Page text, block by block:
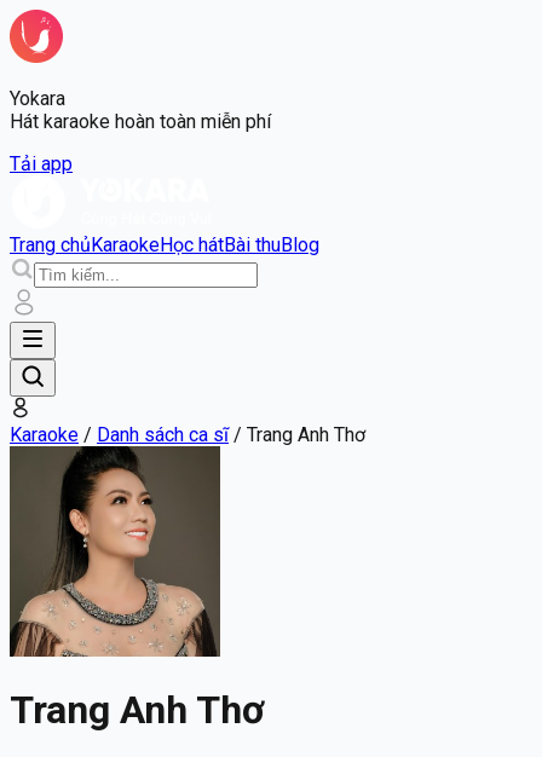
Yokara
Hát karaoke hoàn toàn miễn phí
Tải app
Trang chủKaraokeHọc hátBài thuBlog
Karaoke / Danh sách ca sĩ/ Trang Anh Thơ
Trang Anh Thơ